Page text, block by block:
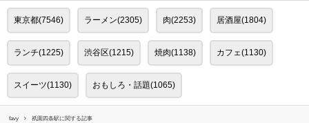
東京都(7546) ラーメン(2305) 肉(2253) 居酒屋(1804)
ランチ(1225) 渋谷区(1215) 焼肉(1138) カフェ(1130)
スイーツ(1130) おもしろ・話題(1065)
favy 祇園四条駅に関する記事